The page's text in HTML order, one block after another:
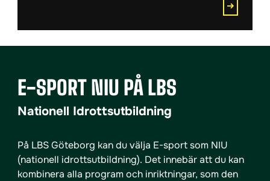
E-SPORT NIU PÅ LBS
Nationell Idrottsutbildning
På LBS Göteborg kan du välja E-sport som NIU
(nationell idrottsutbildning). Det innebär att du kan
kombinera alla program och inriktningar, som den